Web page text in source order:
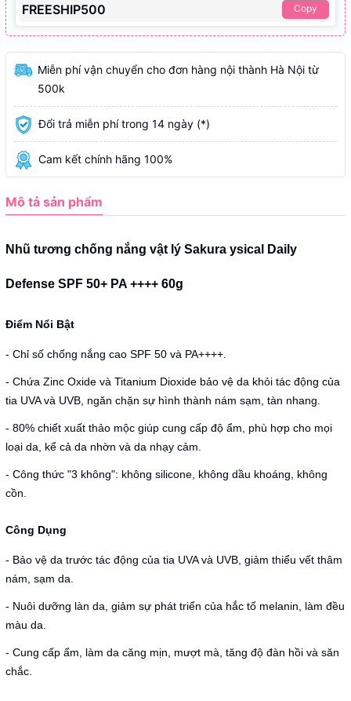
FREESHIP500 Copy
Miễn phí vận chuyển cho đơn hàng nội thành Hà Nội từ
500k
Đổi trả miễn phí trong 14 ngày (*)
Cam kết chính hãng 100%
Mô tả sản phẩm
Nhũ tương chống nắng vật lý Sakura ysical Daily
Defense SPF 50+ PA ++++ 60g
Điểm Nổi Bật
- Chỉ số chống nắng cao SPF 50 và PA++++.
- Chứa Zinc Oxide và Titanium Dioxide bảo vệ da khỏi tác động của
tia UVA và UVB, ngăn chặn sự hình thành nám sạm, tàn nhang.
- 80% chiết xuất thảo mộc giúp cung cấp độ ẩm, phù hợp cho mọi
loại da, kể cả da nhờn và da nhạy cảm.
- Công thức "3 không": không silicone, không dầu khoáng, không
cồn.
Công Dụng
- Bảo vệ da trước tác động của tia UVA và UVB, giảm thiểu vết thâm
nám, sạm da.
- Nuôi dưỡng làn da, giảm sự phát triển của hắc tố melanin, làm đều
màu da.
- Cung cấp ẩm, làm da căng mịn, mượt mà, tăng độ đàn hồi và săn
chắc.